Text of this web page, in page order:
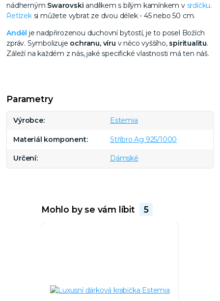
nádherným Swarovski andílkem s bílým kamínkem v srdíčku.
Řetízeksi můžete vybrat ze dvou délek - 45 nebo 50 cm.
Anděl je nadpřirozenou duchovní bytostí, je to posel Božích
zpráv. Symbolizuje ochranu, víru v něco vyššího, spiritualitu.
Záleží na každém z nás, jaké specifické vlastnosti má ten náš.
Parametry
Výrobce Estemia
Materiál komponent Stříbro Ag 925/1000
Určení Dámské
Mohlo by se vám líbit 5